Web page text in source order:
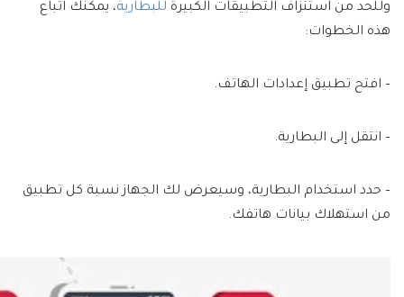
وللحد من استنزاف التطبيقات الكبيرة للبطارية، يمكنك اتباع
هذه الخطوات:
– افتح تطبيق إعدادات الهاتف.
– انتقل إلى البطارية.
– حدد استخدام البطارية، وسيعرض لك الجهاز نسبة كل تطبيق
من استهلاك بيانات هاتفك.